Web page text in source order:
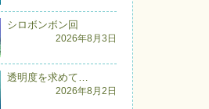
シロボンボン回
2026年8月3日
透明度を求めて…
2026年8月2日